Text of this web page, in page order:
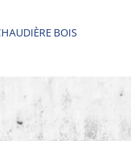
BOIS